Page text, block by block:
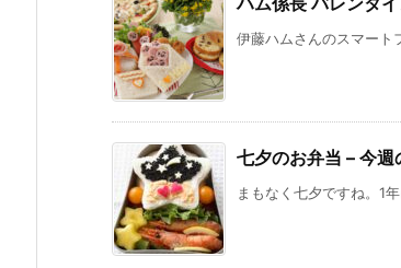
伊藤ハムさんのスマート
七夕のお弁当 – 今週
まもなく七夕ですね。1